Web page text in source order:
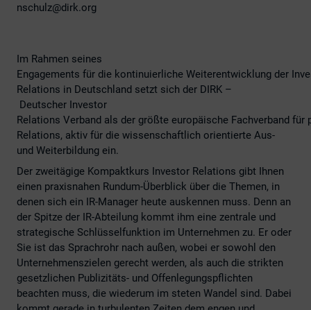
nschulz@dirk.org
Im Rahmen seines
Engagements für die kontinuierliche Weiterentwicklung der
Relations in Deutschland setzt sich der DIRK –
Deutscher Investor
Relations Verband als der größte europäische Fachverband
Relations, aktiv für die wissenschaftlich orientierte Aus-
und Weiterbildung ein.
Der zweitägige Kompaktkurs Investor Relations gibt Ihnen
einen praxisnahen Rundum-Überblick über die Themen, in
denen sich ein IR-Manager heute auskennen muss. Denn an
der Spitze der IR-Abteilung kommt ihm eine zentrale und
strategische Schlüsselfunktion im Unternehmen zu. Er oder
Sie ist das Sprachrohr nach außen, wobei er sowohl den
Unternehmenszielen gerecht werden, als auch die strikten
gesetzlichen Publizitäts- und Offenlegungspflichten
beachten muss, die wiederum im steten Wandel sind. Dabei